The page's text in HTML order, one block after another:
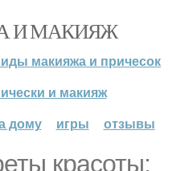
И МАКИЯЖ
макияжа и причесок
и макияж
дому
игры отзывы
красоты: